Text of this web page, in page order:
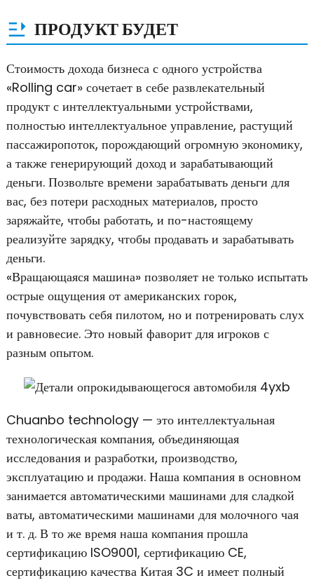
ПРОДУКТ БУДЕТ
Стоимость дохода бизнеса с одного устройства
«Rolling car» сочетает в себе развлекательный
продукт с интеллектуальными устройствами,
полностью интеллектуальное управление, растущий
пассажиропоток, порождающий огромную экономику,
а также генерирующий доход и зарабатывающий
деньги. Позвольте времени зарабатывать деньги для
вас, без потери расходных материалов, просто
заряжайте, чтобы работать, и по-настоящему
реализуйте зарядку, чтобы продавать и зарабатывать
деньги.
«Вращающаяся машина» позволяет не только испытать
острые ощущения от американских горок,
почувствовать себя пилотом, но и потренировать слух
и равновесие. Это новый фаворит для игроков с
разным опытом.
Chuanbo technology — это интеллектуальная
технологическая компания, объединяющая
исследования и разработки, производство,
эксплуатацию и продажи. Наша компания в основном
занимается автоматическими машинами для сладкой
ваты, автоматическими машинами для молочного чая
и т. д. В то же время наша компания прошла
сертификацию ISO9001, сертификацию CE,
сертификацию качества Китая 3C и имеет полный